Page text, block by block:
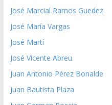
José Marcial Ramos Guedez
José María Vargas
José Martí
José Vicente Abreu
Juan Antonio Pérez Bonalde
Juan Bautista Plaza